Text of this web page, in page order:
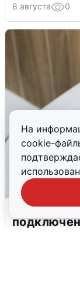
На
cookie-
8 августа 0
В